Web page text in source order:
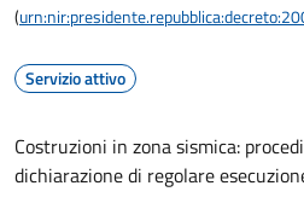
(
Servizio attivo
Costruzioni in zona sismica:
dichiarazione di regolare